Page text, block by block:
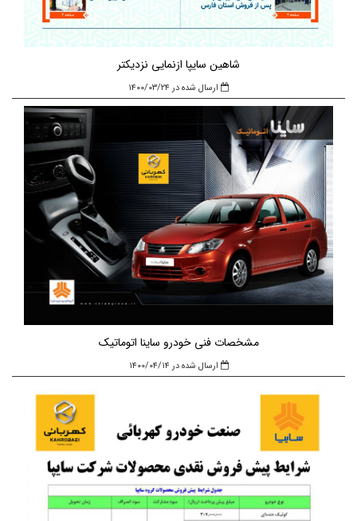
شاهین سایپا ازنمایی نزدیکتر
ارسال شده در ۱۴۰۰/۰۳/۲۴
مشخصات فنی خودرو ساینا اتوماتیک
ارسال شده در ۱۴۰۰/۰۴/۱۴